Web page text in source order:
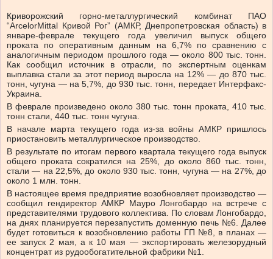
Криворожский горно-металлургический комбинат ПАО
“ArcelorMittal Кривой Рог” (АМКР, Днепропетровская область) в
январе-феврале текущего года увеличил выпуск общего
проката по оперативным данным на 6,7% по сравнению с
аналогичным периодом прошлого года — около 800 тыс. тонн.
Как сообщил источник в отрасли, по экспертным оценкам
выплавка стали за этот период выросла на 12% — до 870 тыс.
тонн, чугуна — на 5,7%, до 930 тыс. тонн, передает Интерфакс-
Украина.
В феврале произведено около 380 тыс. тонн проката, 410 тыс.
тонн стали, 440 тыс. тонн чугуна.
В начале марта текущего года из-за войны АМКР пришлось
приостановить металлургическое производство.
В результате по итогам первого квартала текущего года выпуск
общего проката сократился на 25%, до около 860 тыс. тонн,
стали — на 22,5%, до около 930 тыс. тонн, чугуна — на 27%, до
около 1 млн. тонн.
В настоящее время предприятие возобновляет производство —
сообщил гендиректор АМКР Мауро Лонгобардо на встрече с
представителями трудового коллектива. По словам Лонгобардо,
на днях планируется перезапустить доменную печь №6. Далее
будет готовиться к возобновлению работы ГП №8, в планах —
ее запуск 2 мая, а к 10 мая — экспортировать железорудный
концентрат из рудообогатительной фабрики №1.